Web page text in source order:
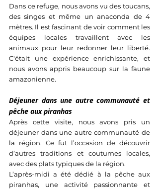
Dans ce refuge, nous avons vu des toucans,
des singes et même un anaconda de 4
mètres. Il est fascinant de voir comment les
équipes locales travaillent avec les
animaux pour leur redonner leur liberté.
C'était une expérience enrichissante, et
nous avons appris beaucoup sur la faune
amazonienne.
Déjeuner dans une autre communauté et
pêche aux piranhas
Après cette visite, nous avons pris un
déjeuner dans une autre communauté de
la région. Ce fut l’occasion de découvrir
d’autres traditions et coutumes locales,
avec des plats typiques de la région.
L’après-midi a été dédié à la pêche aux
piranhas, une activité passionnante et